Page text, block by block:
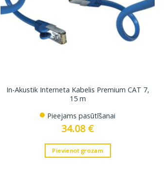
In-Akustik Interneta Kabelis Premium CAT 7,
15 m
Pieejams pasūtīšanai
34.08 €
Pievienot grozam